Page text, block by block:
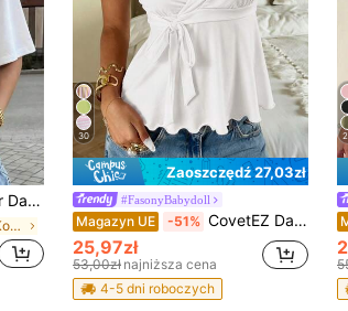
koronka, na randkę, dojazd do pracy, lato
w Regularny Koszulki damskie
30
Zaoszczędź 27,03zł
#FasonyBabydoll
Magazyn UE -51% CovetEZ Damski, swobodny, biały, dzianinowy top na ramiączkach, wiosna/lato
25,97zł
53,00zł najniższa cena
4-5 dni roboczych